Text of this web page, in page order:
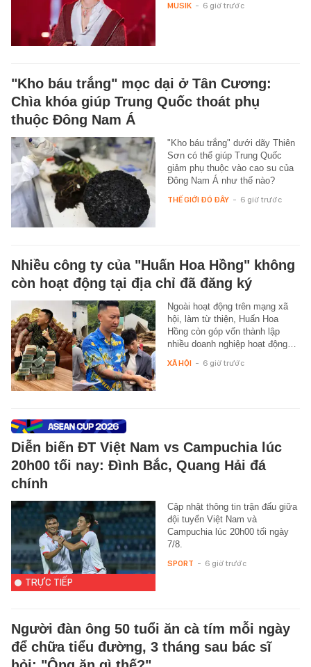
MUSIK - 6 giờ trước
"Kho báu trắng" mọc dại ở Tân Cương:
Chìa khóa giúp Trung Quốc thoát phụ
thuộc Đông Nam Á
"Kho báu trắng" dưới dãy Thiên
Sơn có thể giúp Trung Quốc
giảm phụ thuộc vào cao su của
Đông Nam Á như thế nào?
THẾ GIỚI ĐÓ ĐÂY - 6 giờ trước
Nhiều công ty của "Huấn Hoa Hồng" không
còn hoạt động tại địa chỉ đã đăng ký
Ngoài hoạt động trên mạng xã
hội, làm từ thiện, Huấn Hoa
Hồng còn góp vốn thành lập
nhiều doanh nghiệp hoạt động…
XÃ HỘI - 6 giờ trước
Diễn biến ĐT Việt Nam vs Campuchia lúc
20h00 tối nay: Đình Bắc, Quang Hải đá
chính
TRỰC TIẾP
Cập nhật thông tin trận đấu giữa
đội tuyển Việt Nam và
Campuchia lúc 20h00 tối ngày
7/8.
SPORT - 6 giờ trước
Người đàn ông 50 tuổi ăn cà tím mỗi ngày
để chữa tiểu đường, 3 tháng sau bác sĩ